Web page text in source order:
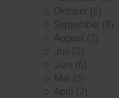
Oktober (6)
September (8)
August (3)
Juli (2)
Juni (6)
Mai (3)
April (2)